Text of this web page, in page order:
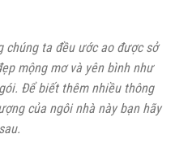
chúng ta đều ước ao được sở
mộng mơ và yên bình như
Để biết thêm nhiều thông
của ngôi nhà này bạn hãy